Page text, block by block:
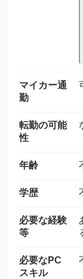
マイカー通
勤
転勤の可能
性
年齢
学歴
必要な経験
等
必要なPC
スキル